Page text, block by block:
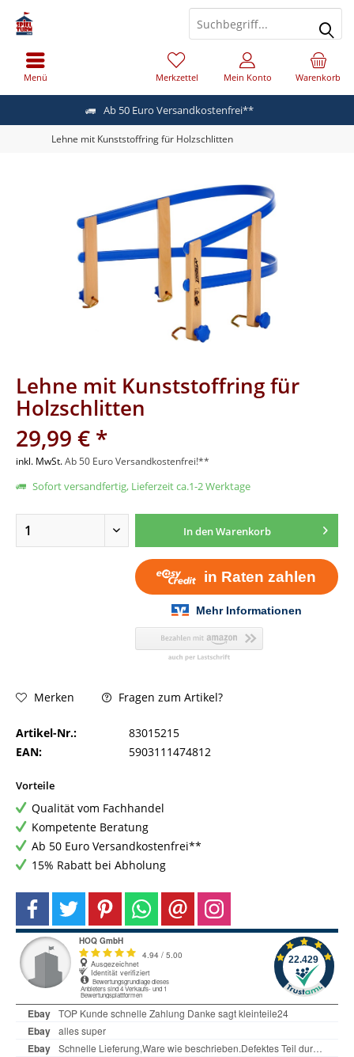
Ab 50 Euro Versandkostenfrei**
Menü Warenkorb
Merkzettel Mein Konto
Lehne mit Kunststoffring für Holzschlitten
Lehne mit Kunststoffring für
Holzschlitten
29,99 € *
inkl. MwSt.Ab 50 Euro Versandkostenfrei!**
Sofort versandfertig, Lieferzeit ca.1-2 Werktage
In denWarenkorb
Merken Fragen zum Artikel?
Artikel-Nr.:
83015215
EAN:
5903111474812
Vorteile
Qualität vom Fachhandel
Kompetente Beratung
Ab 50 Euro Versandkostenfrei**
15% Rabatt bei Abholung